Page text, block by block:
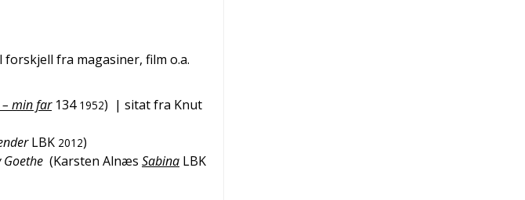
fra magasiner, film o.a.
min far 134 1952) | sitat fra Knut
LBK 2012)
(Karsten Alnæs Sabina LBK